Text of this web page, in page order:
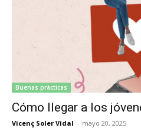
Buenas prácticas
Cómo llegar a los
Vicenç Soler Vidal - mayo 20, 2025